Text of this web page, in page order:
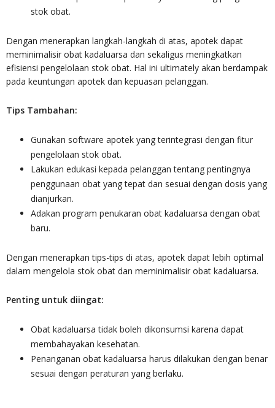
stok obat.
Dengan menerapkan langkah-langkah di atas, apotek dapat
meminimalisir obat kadaluarsa dan sekaligus meningkatkan
efisiensi pengelolaan stok obat. Hal ini ultimately akan berdampak
pada keuntungan apotek dan kepuasan pelanggan.
Tips Tambahan:
Gunakan software apotek yang terintegrasi dengan fitur
pengelolaan stok obat.
Lakukan edukasi kepada pelanggan tentang pentingnya
penggunaan obat yang tepat dan sesuai dengan dosis yang
dianjurkan.
Adakan program penukaran obat kadaluarsa dengan obat
baru.
Dengan menerapkan tips-tips di atas, apotek dapat lebih optimal
dalam mengelola stok obat dan meminimalisir obat kadaluarsa.
Penting untuk diingat:
Obat kadaluarsa tidak boleh dikonsumsi karena dapat
membahayakan kesehatan.
Penanganan obat kadaluarsa harus dilakukan dengan benar
sesuai dengan peraturan yang berlaku.